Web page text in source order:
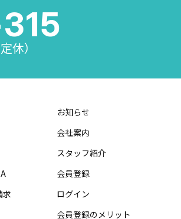
休）
求
お知らせ
会社案内
スタッフ紹介
会員登録
ログイン
会員登録のメリット